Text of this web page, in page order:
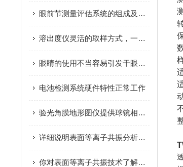
眼前节测量评估系统的组成及其作用，让我们好好的了解了解
溶出度仪灵活的取样方式，一共有几种呢
眼睛的使用不当容易引发干眼症，那么哪些人容易患上？
电池检测系统硬件特性正常工作
验光角膜地形图仪提供球镜相关的屈光信息
详细说明表面等离子共振分析仪的测试步骤，速来
你对表面等离子共振技术了解多少呢？